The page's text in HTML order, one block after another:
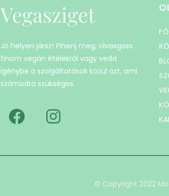
Vegasziget
Jó helyen jársz! Pihenj meg, olvasgass
finom vegán ételekről vagy vedd
igénybe a szolgáltatások közül azt, ami
számodra szükséges.
© Copyright 2022